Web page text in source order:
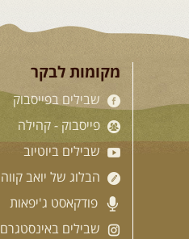
מקומות לבקר
שבילים בפייסבוק
פייסבוק - קהילה
שבילים ביוטיוב
הבלוג של יואב קווה
פודקאסט ג'יפאות
שבילים באינסטגרם